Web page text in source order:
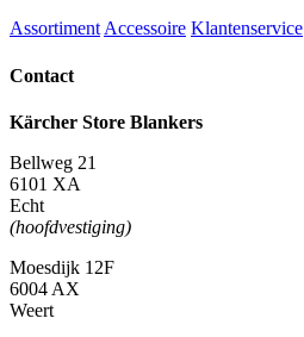
Assortiment Accessoire Klantenservice
Contact
Kärcher Store Blankers
Bellweg 21
6101 XA
Echt
(hoofdvestiging)
Moesdijk 12F
6004 AX
Weert